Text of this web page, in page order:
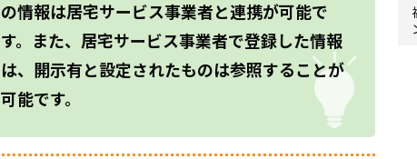
の情報は居宅サービス事業者と連携が可能で
す。また、居宅サービス事業者で登録した情報
は、開示有と設定されたものは参照することが
可能です。